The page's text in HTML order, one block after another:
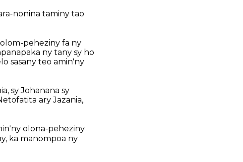
nonina taminy tao
peheziny fa ny
ny tany sy ho
sasany teo amin'ny
sy Johanana sy
ary Jazania,
olona-peheziny
ka manompoa ny